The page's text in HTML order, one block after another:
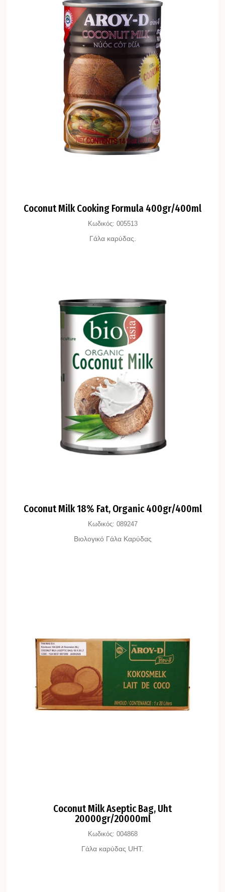
Coconut Milk Cooking Formula 400gr/400ml
Κωδικός: 005513
Γάλα καρύδας.
Coconut Milk 18% Fat, Organic 400gr/400ml
Κωδικός: 089247
Βιολογικό Γάλα Καρύδας
Coconut Milk Aseptic Bag, Uht
20000gr/20000ml
Κωδικός: 004868
Γάλα καρύδας UHT.